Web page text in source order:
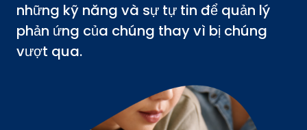
những kỹ năng và sự tự tin để quản lý
phản ứng của chúng thay vì bị chúng
vượt qua.